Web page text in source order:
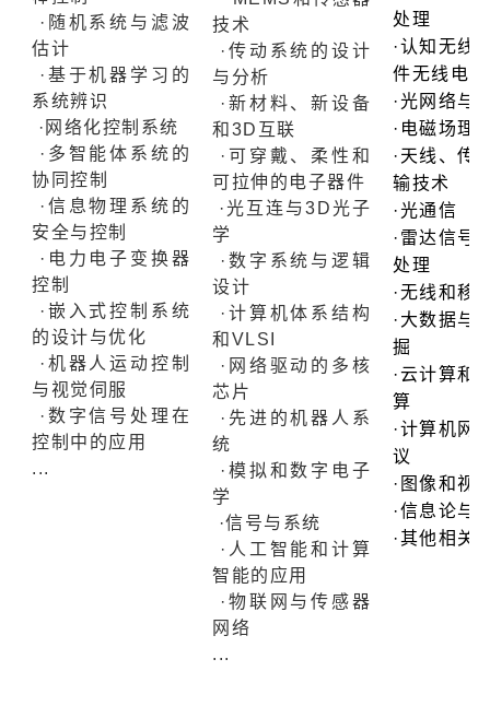
·随机系统与滤波
估计
·基于机器学习的
系统辨识
·网络化控制系统
·多智能体系统的
协同控制
·信息物理系统的
安全与控制
·电力电子变换器
控制
·嵌入式控制系统
的设计与优化
·机器人运动控制
与视觉伺服
·数字信号处理在
控制中的应用
...
技术
·传动系统的设计
与分析
·新材料、新设备
和3D互联
·可穿戴、柔性和
可拉伸的电子器件
·光互连与3D光子
学
·数字系统与逻辑
设计
·计算机体系结构
和VLSI
·网络驱动的多核
芯片
·先进的机器人系
统
·模拟和数字电子
学
·信号与系统
·人工智能和计算
智能的应用
·物联网与传感器
网络
...
处理
·认知无线
件无线电
·光网络与
·电磁场理
·天线、传
输技术
·光通信
·雷达信号
处理
·无线和移
·大数据与
掘
·云计算和
算
·计算机网
议
·图像和视
·信息论与
·其他相关